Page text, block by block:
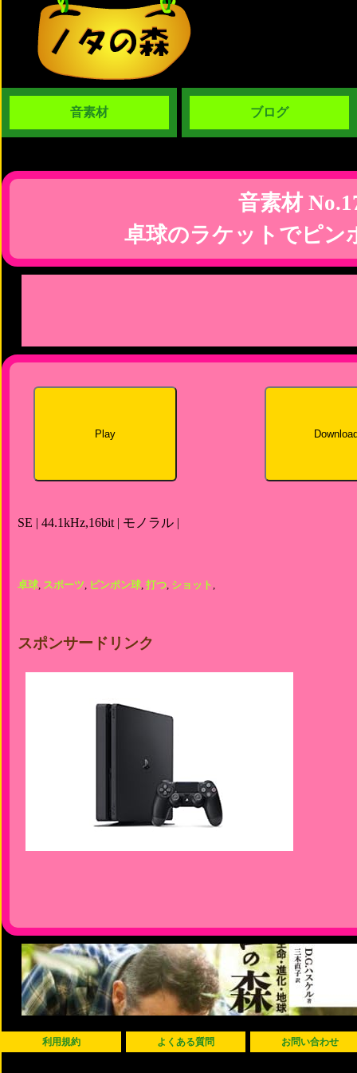
音素材 ブログ
音素材
卓球のラケットでピン
Play
SE | 44.1kHz,16bit | モノラル |
卓球, スポーツ, ピンポン球, 打つ, ショット,
スポンサードリンク
利用規約 よくある質問 お問い合わせ